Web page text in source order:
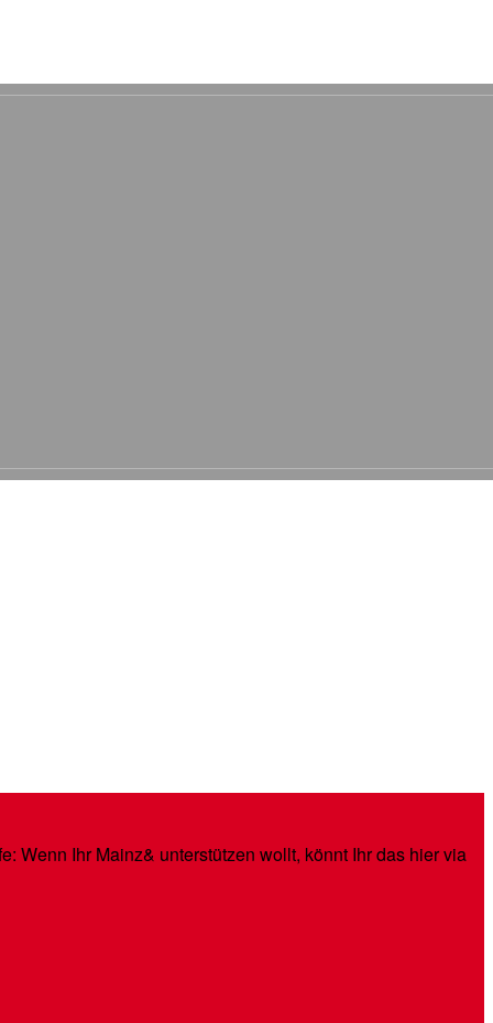
Wenn Ihr Mainz& unterstützen wollt, könnt Ihr das hier via